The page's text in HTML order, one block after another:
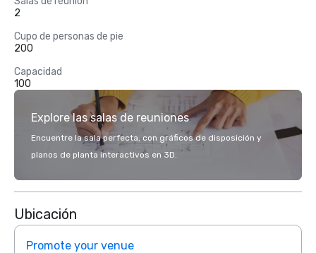
2
Cupo de personas de pie
200
Capacidad
100
Explore las salas de reuniones
Encuentre la sala perfecta, con gráficos de disposición y
planos de planta interactivos en 3D.
Ubicación
Promote your venue